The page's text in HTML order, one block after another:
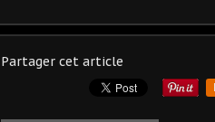
Partager cet article